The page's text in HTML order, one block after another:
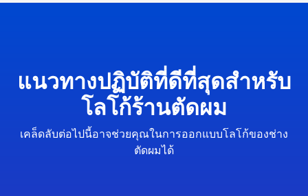
แนวทางปฏิบัติที่ดีที่สุดสำหรับ
โลโก้ร้านตัดผม
เคล็ดลับต่อไปนี้อาจช่วยคุณในการออกแบบโลโก้ของช่าง
ตัดผมได้